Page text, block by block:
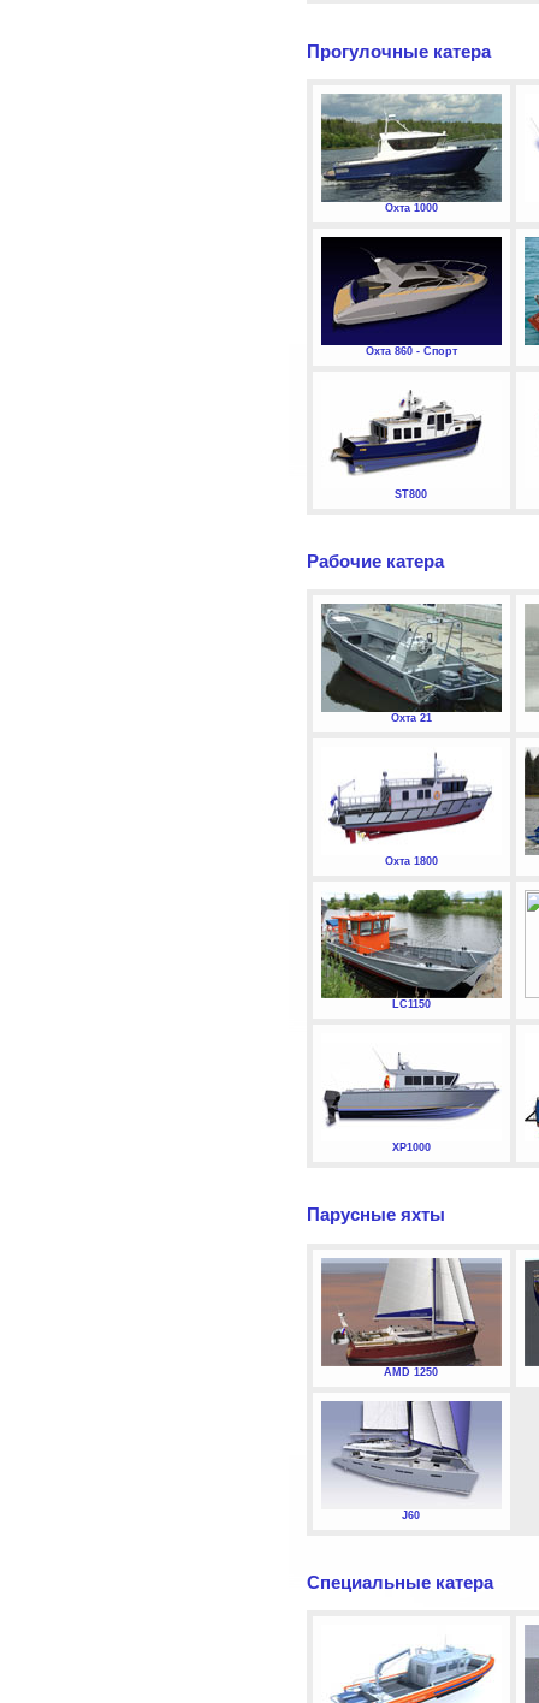
Прогулочные катера
Охта 1000
Охта 860 - Спорт
ST800
Рабочие катера
Охта 21
Охта 1800
LC1150
XP1000
Парусные яхты
AMD 1250
J60
Специальные катера